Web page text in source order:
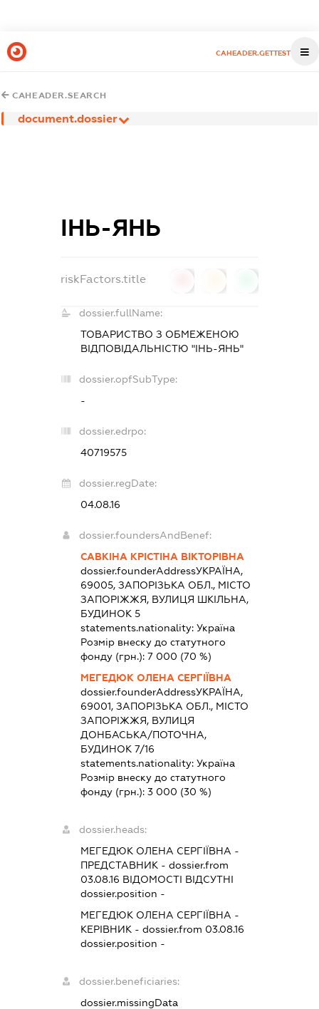
CAHEADER.GETTEST
CAHEADER.SEARCH
document.dossier
ІНЬ-ЯНЬ
riskFactors.title
dossier.fullName:
ТОВАРИСТВО З ОБМЕЖЕНОЮ
ВІДПОВІДАЛЬНІСТЮ "ІНЬ-ЯНЬ"
dossier.opfSubType:
-
dossier.edrpo:
40719575
dossier.regDate:
04.08.16
dossier.foundersAndBenef:
САВКІНА КРІСТІНА ВІКТОРІВНА
dossier.founderAddressУКРАЇНА,
69005, ЗАПОРІЗЬКА ОБЛ., МІСТО
ЗАПОРІЖЖЯ, ВУЛИЦЯ ШКІЛЬНА,
БУДИНОК 5
statements.nationality: Україна
Розмір внеску до статутного
фонду (грн.): 7 000 (70 %)
МЕГЕДЮК ОЛЕНА СЕРГІЇВНА
dossier.founderAddressУКРАЇНА,
69001, ЗАПОРІЗЬКА ОБЛ., МІСТО
ЗАПОРІЖЖЯ, ВУЛИЦЯ
ДОНБАСЬКА/ПОТОЧНА,
БУДИНОК 7/16
statements.nationality: Україна
Розмір внеску до статутного
фонду (грн.): 3 000 (30 %)
dossier.heads:
МЕГЕДЮК ОЛЕНА СЕРГІЇВНА -
ПРЕДСТАВНИК - dossier.from
03.08.16 ВІДОМОСТІ ВІДСУТНІ
dossier.position -
МЕГЕДЮК ОЛЕНА СЕРГІЇВНА -
КЕРІВНИК - dossier.from 03.08.16
dossier.position -
dossier.beneficiaries:
dossier.missingData